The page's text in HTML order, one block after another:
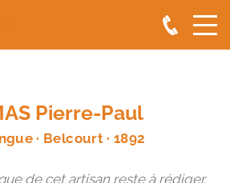
Pierre-Paul
· Belcourt · 1892
de cet artisan reste à rédiger.